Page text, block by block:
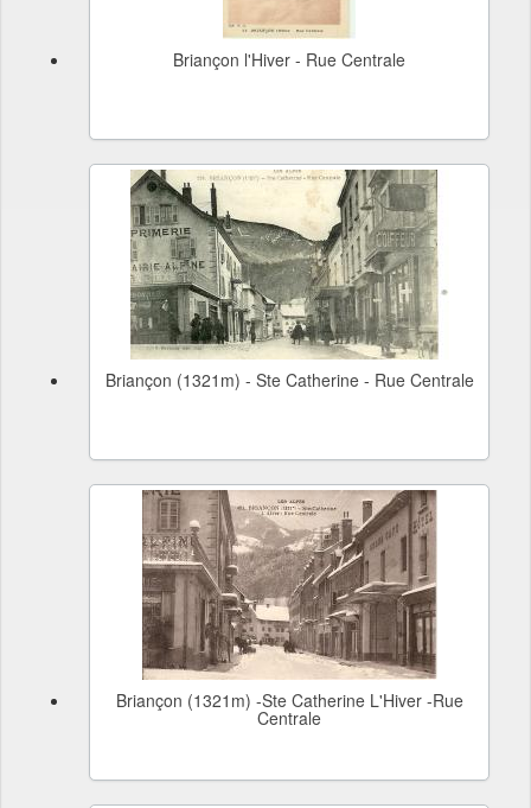
Briançon l'Hiver - Rue Centrale
Briançon (1321m) - Ste Catherine - Rue Centrale
Briançon (1321m) -Ste Catherine L'Hiver -Rue
Centrale